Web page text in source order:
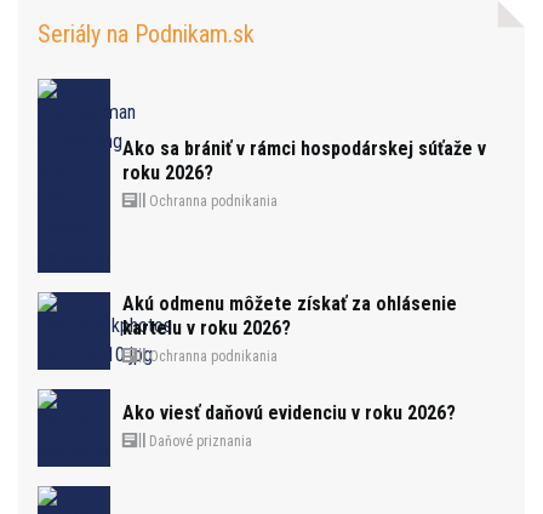
Seriály na Podnikam.sk
Ako sa brániť v rámci hospodárskej súťaže v
roku 2026?
Ochranna podnikania
Akú odmenu môžete získať za ohlásenie
kartelu v roku 2026?
Ochranna podnikania
Ako viesť daňovú evidenciu v roku 2026?
Daňové priznania